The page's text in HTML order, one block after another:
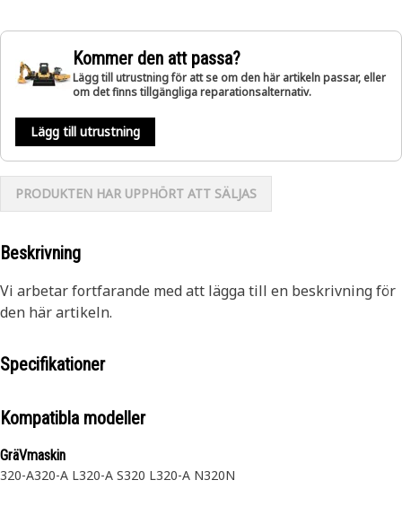
Kommer den att passa?
Lägg till utrustning för att se om den här artikeln passar, eller
om det finns tillgängliga reparationsalternativ.
Lägg till utrustning
PRODUKTEN HAR UPPHÖRT ATT SÄLJAS
Beskrivning
Vi arbetar fortfarande med att lägga till en beskrivning för
den här artikeln.
Specifikationer
Kompatibla modeller
GräVmaskin
320-A320-A L320-A S320 L320-A N320N